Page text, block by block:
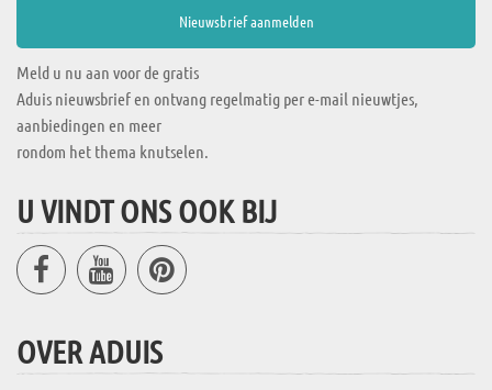
Meld u nu aan voor de gratis
Aduis nieuwsbrief en ontvang regelmatig per e-mail nieuwtjes,
aanbiedingen en meer
rondom het thema knutselen.
U VINDT ONS OOK BIJ
OVER ADUIS